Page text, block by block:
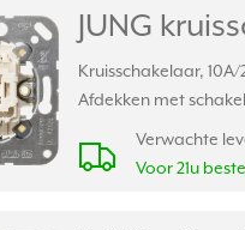
JUNG
Kruisschakelaar,
Afdekken met
Verwachte
Voor 21u